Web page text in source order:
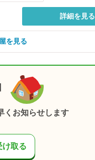
詳細を見る
を見る
くお知らせします
け取る